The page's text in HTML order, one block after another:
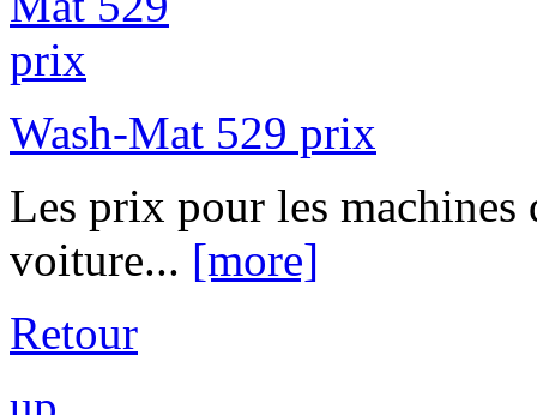
Wash-Mat 529 prix
Les prix pour les machines
voiture... [more]
Retour